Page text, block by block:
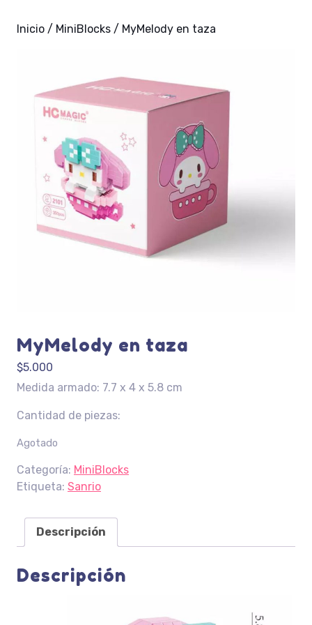
Inicio / MiniBlocks / MyMelody en taza
MyMelody en taza
$5.000
Medida armado: 7.7 x 4 x 5.8 cm
Cantidad de piezas:
Agotado
Categoría: MiniBlocks
Etiqueta: Sanrio
Descripción
Descripción